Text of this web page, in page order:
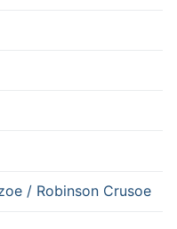
/ Robinson Crusoe